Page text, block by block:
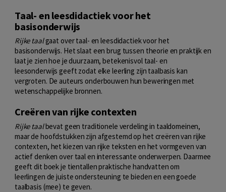
Taal- en leesdidactiek voor het
basisonderwijs
Rijke taalgaat over taal- en leesdidactiek voor het
basisonderwijs. Het slaat een brug tussen theorie en praktijk en
laat je zien hoe je duurzaam, betekenisvol taal- en
leesonderwijs geeft zodat elke leerling zijn taalbasis kan
vergroten. De auteurs onderbouwen hun beweringen met
wetenschappelijke bronnen.
Creëren van rijke contexten
Rijke taalbevat geen traditionele verdeling in taaldomeinen,
maar de hoofdstukken zijn afgestemd op het creëren van rijke
contexten, het kiezen van rijke teksten en het vormgeven van
actief denken over taal en interessante onderwerpen. Daarmee
geeft dit boek je tientallen praktische handvatten om
leerlingen de juiste ondersteuning te bieden en een goede
taalbasis (mee) te geven.